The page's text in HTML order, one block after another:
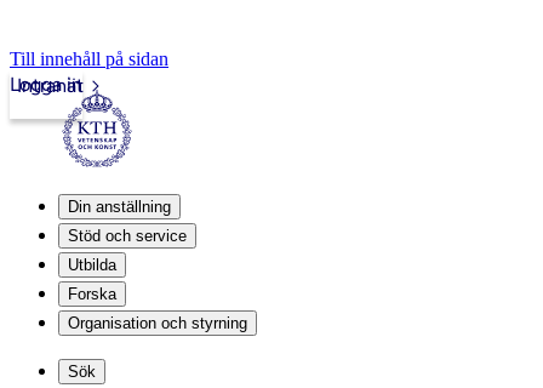
Till innehåll på sidan
Intranät
Logga in
Din anställning
Stöd och service
Utbilda
Forska
Organisation och styrning
Sök